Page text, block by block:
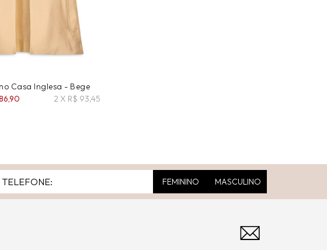
Casa Inglesa - Bege
2 X R$ 93,45
FEMININO MASCULINO